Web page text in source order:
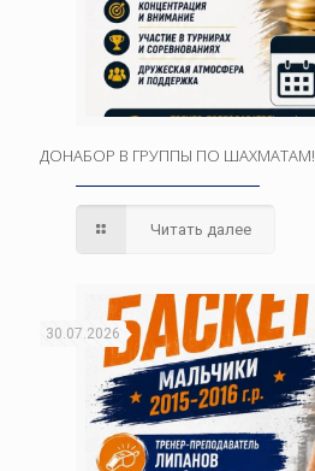
ДОНАБОР В ГРУППЫ ПО ШАХМАТАМ!
Читать далее
30.07.2026